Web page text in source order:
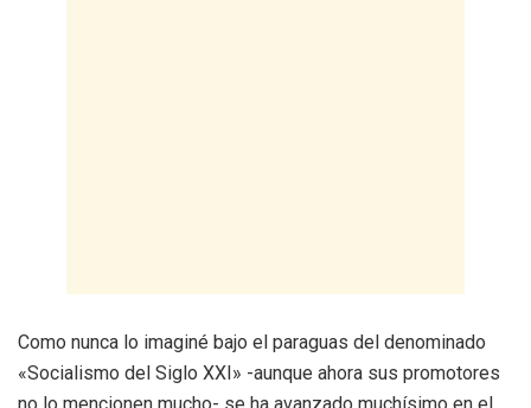
Como nunca lo imaginé bajo el paraguas del denominado
«Socialismo del Siglo XXI» -aunque ahora sus promotores